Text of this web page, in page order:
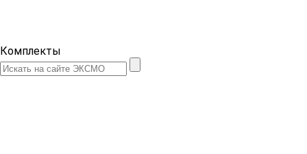
Комплекты